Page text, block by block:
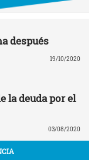
después
19/10/2020
la deuda por el
03/08/2020